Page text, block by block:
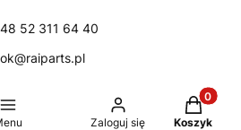
52 311 64 40
Zaloguj się Koszyk